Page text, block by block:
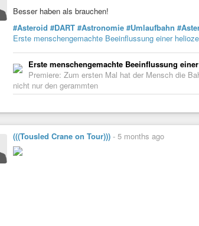
Besser haben als brauchen!
#Asteroid #DART #Astronomie #Umlaufbahn
Erste menschengemachte Beeinflussung einer
Erste menschengemachte Beeinflussung
Premiere: Zum ersten Mal hat der Mensch die
nicht nur den gerammten
(((Tousled Crane on Tour))) - 5 months ago